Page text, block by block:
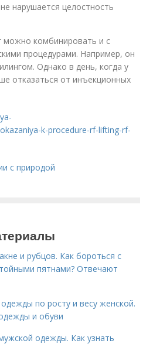
нарушается целостность
можно комбинировать и с
процедурами. Например, он
Однако в день, когда у
отказаться от инъекционных
k-procedure-rf-lifting-rf-
с природой
и рубцов. Как бороться с
пятнами? Отвечают
по росту и весу женской.
и обуви
одежды. Как узнать